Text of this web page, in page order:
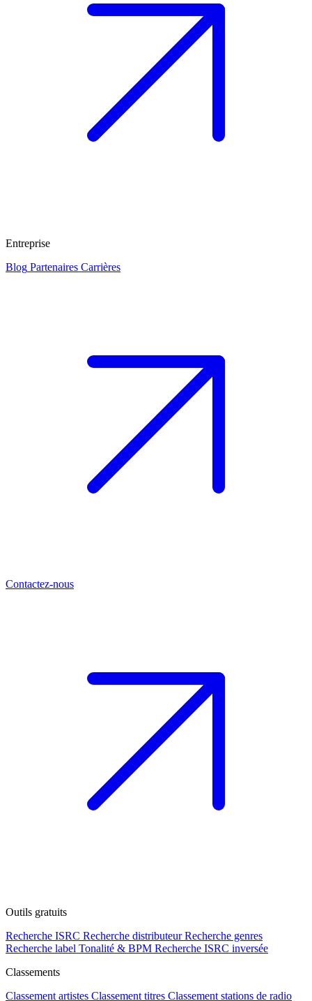
Entreprise
Blog Partenaires Carrières
Contactez-nous
Outils gratuits
Recherche ISRC Recherche distributeur Recherche genres
Recherche label Tonalité & BPM Recherche ISRC inversée
Classements
Classement artistes Classement titres Classement stations de radio